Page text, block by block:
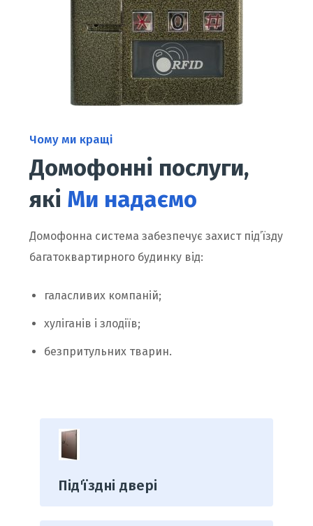
Чому ми кращі
Домофонні послуги,
які Ми надаємо
Домофонна система забезпечує захист під’їзду
багатоквартирного будинку від:
галасливих компаній;
хуліганів і злодіїв;
безпритульних тварин.
Під'їздні двері